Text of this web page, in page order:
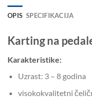
OPIS SPECIFIKACIJA
Karting na
Karakteristike:
Uzrast: 3 – 8 godina
visokokvalitetni